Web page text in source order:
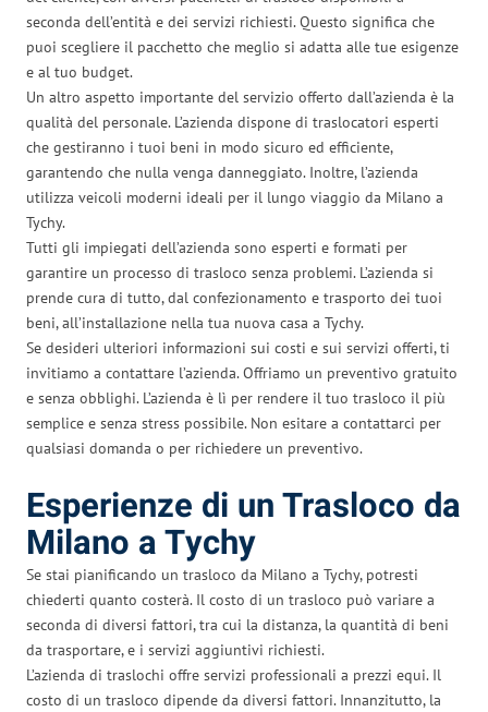
seconda dell’entità e dei servizi richiesti. Questo significa che
puoi scegliere il pacchetto che meglio si adatta alle tue esigenze
e al tuo budget.
Un altro aspetto importante del servizio offerto dall’azienda è la
qualità del personale. L’azienda dispone di traslocatori esperti
che gestiranno i tuoi beni in modo sicuro ed efficiente,
garantendo che nulla venga danneggiato. Inoltre, l’azienda
utilizza veicoli moderni ideali per il lungo viaggio da Milano a
Tychy.
Tutti gli impiegati dell’azienda sono esperti e formati per
garantire un processo di trasloco senza problemi. L’azienda si
prende cura di tutto, dal confezionamento e trasporto dei tuoi
beni, all’installazione nella tua nuova casa a Tychy.
Se desideri ulteriori informazioni sui costi e sui servizi offerti, ti
invitiamo a contattare l’azienda. Offriamo un preventivo gratuito
e senza obblighi. L’azienda è lì per rendere il tuo trasloco il più
semplice e senza stress possibile. Non esitare a contattarci per
qualsiasi domanda o per richiedere un preventivo.
Esperienze di un Trasloco da
Milano a Tychy
Se stai pianificando un trasloco da Milano a Tychy, potresti
chiederti quanto costerà. Il costo di un trasloco può variare a
seconda di diversi fattori, tra cui la distanza, la quantità di beni
da trasportare, e i servizi aggiuntivi richiesti.
L’azienda di traslochi offre servizi professionali a prezzi equi. Il
costo di un trasloco dipende da diversi fattori. Innanzitutto, la